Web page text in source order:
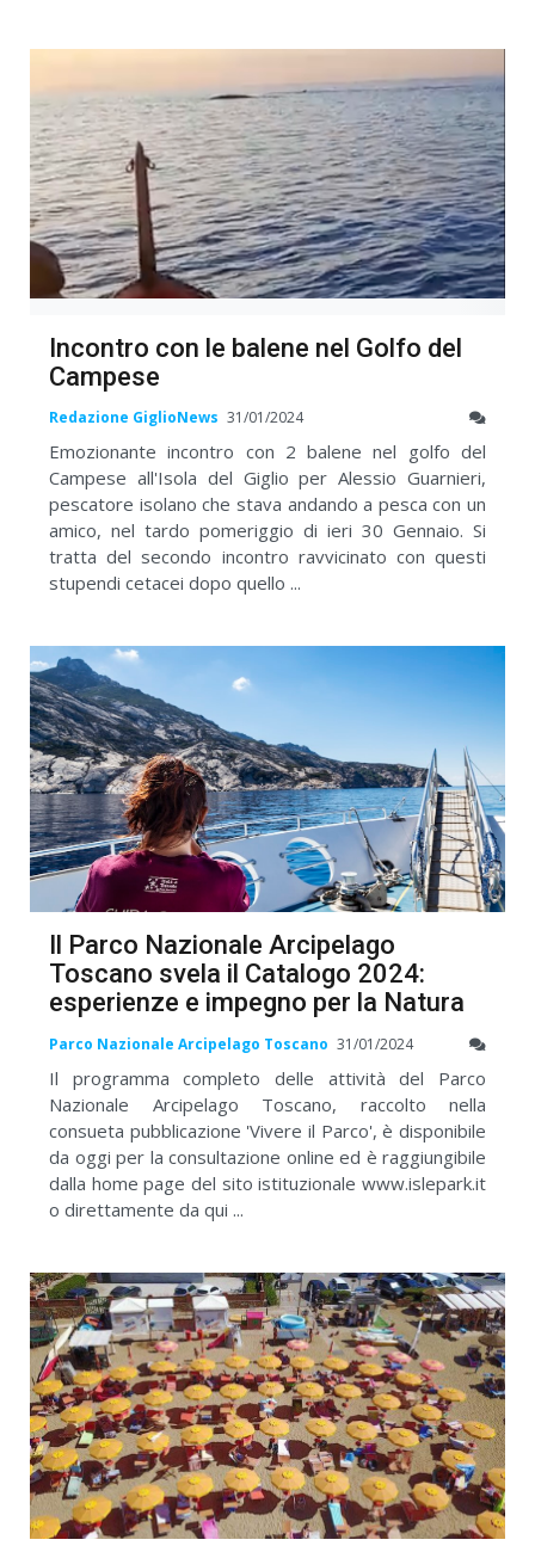
Incontro con le balene nel Golfo del
Campese
Redazione GiglioNews 31/01/2024
Emozionante incontro con 2 balene nel golfo del
Campese all'Isola del Giglio per Alessio Guarnieri,
pescatore isolano che stava andando a pesca con un
amico, nel tardo pomeriggio di ieri 30 Gennaio. Si
tratta del secondo incontro ravvicinato con questi
stupendi cetacei dopo quello ...
Il Parco Nazionale Arcipelago
Toscano svela il Catalogo 2024:
esperienze e impegno per la Natura
Parco Nazionale Arcipelago Toscano 31/01/2024
Il programma completo delle attività del Parco
Nazionale Arcipelago Toscano, raccolto nella
consueta pubblicazione 'Vivere il Parco', è disponibile
da oggi per la consultazione online ed è raggiungibile
dalla home page del sito istituzionale www.islepark.it
o direttamente da qui ...